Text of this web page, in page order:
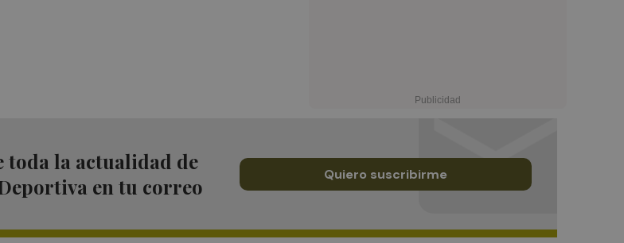
toda la actualidad de
en tu correo
Quiero suscribirme